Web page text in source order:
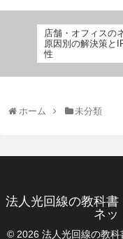
店舗・オフィスの
原因別の解決策と
性
ホーム 未分類
法人光回線の教科
ネッ
© 2026 法人光回線の教科